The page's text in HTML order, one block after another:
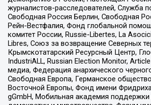
журналистов-расследователей, Служба
Свободная Россия Берлин, Свободная
Рейн-Вестфалия, Фонд глобальной
комитет России, Russie-Libertes, La
Libres, Союз за возвращение Северных
Крымскотатарский Ресурсный Центр,
IndustriALL, Russian Election Monitor,
медиа, Федерация анархического
Свободная Европа, Германское
Восточной Европы, Фонд имени
gGmbH, Мобильная академия поддержки